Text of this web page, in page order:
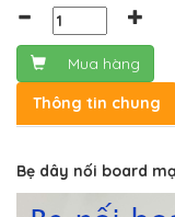
Mua hàng
Thông tin chung
Bẹ dây nối board